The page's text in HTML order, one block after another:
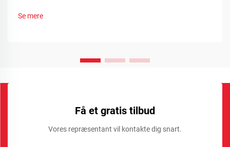
Se mere
Få et gratis tilbud
Vores repræsentant vil kontakte dig snart.